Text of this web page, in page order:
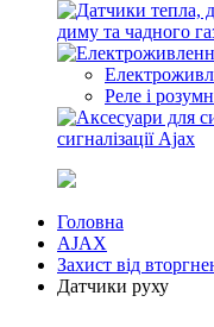
диму та чадного
Реле і
сигналізації Ajax
Головна
AJAX
Захист від
Датчики руху